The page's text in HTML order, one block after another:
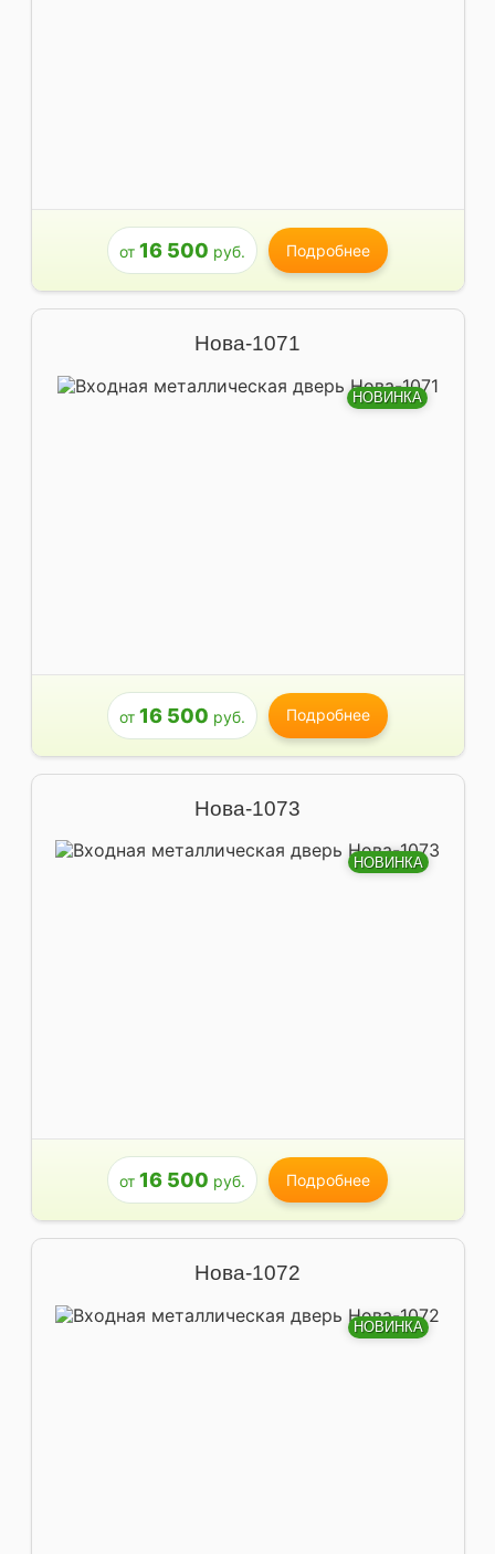
от 16 500 руб. Подробнее
Нова-1071
НОВИНКА
от 16 500 руб. Подробнее
Нова-1073
НОВИНКА
от 16 500 руб. Подробнее
Нова-1072
НОВИНКА